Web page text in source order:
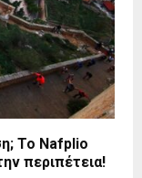
Το Nafplio
περιπέτεια!